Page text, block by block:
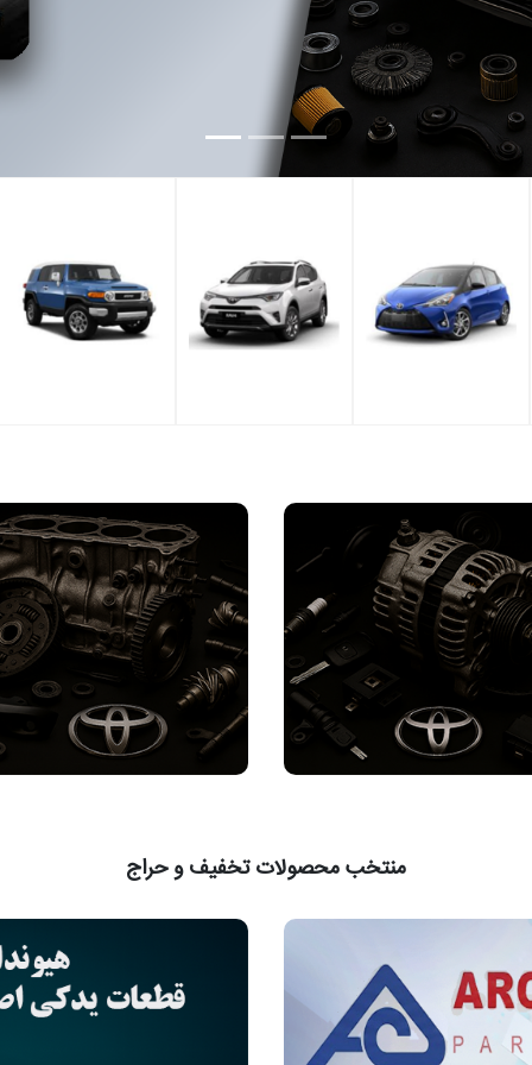
منتخب محصولات تخفیف و حراج